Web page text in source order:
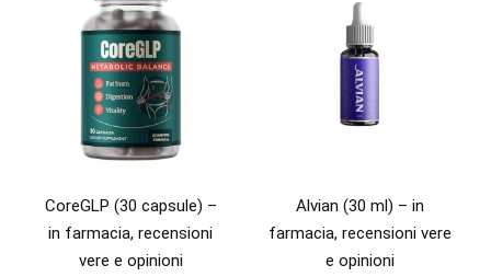
CoreGLP (30 capsule) –
in farmacia, recensioni
vere e opinioni
Alvian (30 ml) – in
farmacia, recensioni vere
e opinioni